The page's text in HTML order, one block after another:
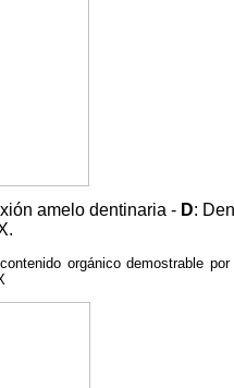
amelo dentinaria - D:
orgánico demostrable